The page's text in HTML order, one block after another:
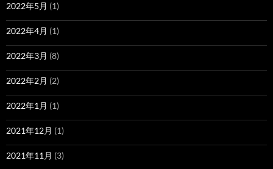
2022年5月 (1)
2022年4月 (1)
2022年3月 (8)
2022年2月 (2)
2022年1月 (1)
2021年12月 (1)
2021年11月 (3)